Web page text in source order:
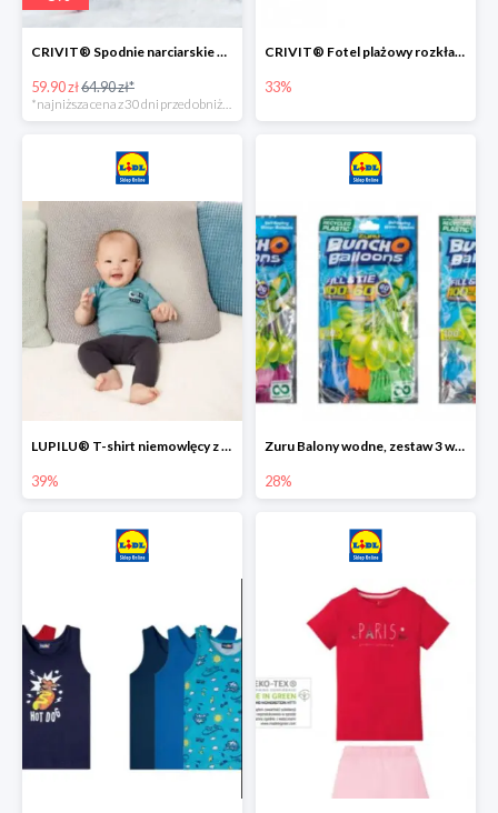
CRIVIT® Spodnie narciarskie dziewczęce
59.90 zł64.90 zł*
*najniższa cena z 30 dni przed obniżką
CRIVIT® Fotel plażowy rozkładany / Brodzik dziecięcy
33%
LUPILU® T-shirt niemowlęcy z biobawełny -39%
39%
Zuru Balony wodne, zestaw 3 wiązek -28%
28%